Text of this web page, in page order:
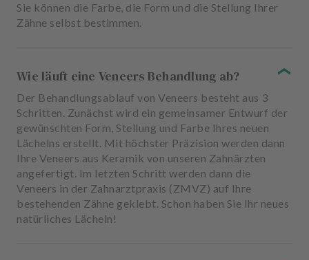
Sie können die Farbe, die Form und die Stellung Ihrer
Zähne selbst bestimmen.
Wie läuft eine Veneers Behandlung ab?
Der Behandlungsablauf von Veneers besteht aus 3
Schritten. Zunächst wird ein gemeinsamer Entwurf der
gewünschten Form, Stellung und Farbe Ihres neuen
Lächelns erstellt. Mit höchster Präzision werden dann
Ihre Veneers aus Keramik von unseren Zahnärzten
angefertigt. Im letzten Schritt werden dann die
Veneers in der Zahnarztpraxis (ZMVZ) auf Ihre
bestehenden Zähne geklebt. Schon haben Sie Ihr neues
natürliches Lächeln!